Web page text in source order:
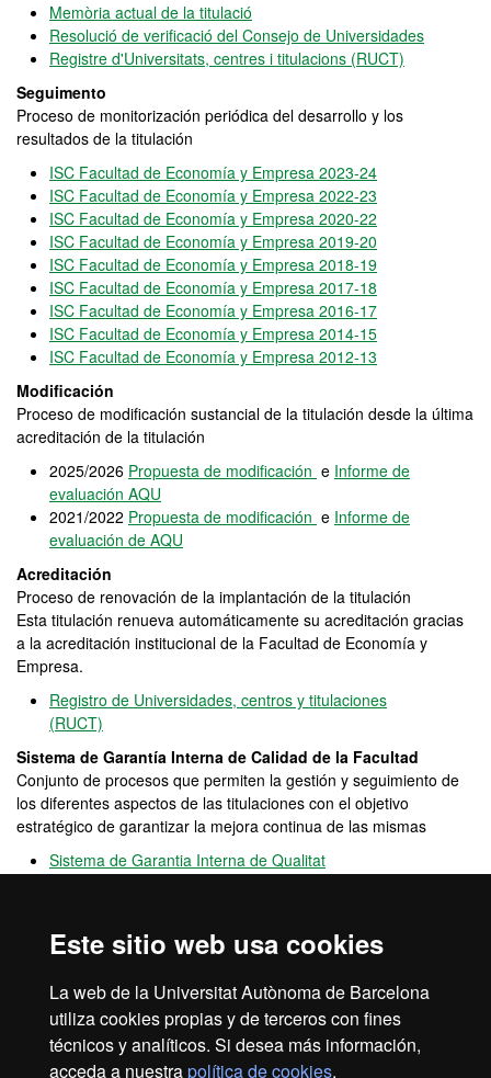
Este sitio web usa cookies
La web de la Universitat Autònoma de Barcelona
utiliza cookies propias y de terceros con fines
técnicos y analíticos. Si desea más información,
acceda a nuestrapolítica de cookies.
Memòria actual de la titulació
Resolució de verificació del Consejo de Universidades
Registre d'Universitats, centres i titulacions (RUCT)
Seguimento
Proceso de monitorización periódica del desarrollo y los
resultados de la titulación
ISC Facultad de Economía y Empresa 2023-24
ISC Facultad de Economía y Empresa 2022-23
ISC Facultad de Economía y Empresa 2020-22
ISC Facultad de Economía y Empresa 2019-20
ISC Facultad de Economía y Empresa 2018-19
ISC Facultad de Economía y Empresa 2017-18
ISC Facultad de Economía y Empresa 2016-17
ISC Facultad de Economía y Empresa 2014-15
ISC Facultad de Economía y Empresa 2012-13
Modificación
Proceso de modificación sustancial de la titulación desde la última
acreditación de la titulación
2025/2026 Propuesta de modificación e Informe de
evaluación AQU
2021/2022 Propuesta de modificación e Informe de
evaluación de AQU
Acreditación
Proceso de renovación de la implantación de la titulación
Esta titulación renueva automáticamente su acreditación gracias
a la acreditación institucional de la Facultad de Economía y
Empresa.
Registro de Universidades, centros y titulaciones
(RUCT)
Sistema de Garantía Interna de Calidad de la Facultad
Conjunto de procesos que permiten la gestión y seguimiento de
los diferentes aspectos de las titulaciones con el objetivo
estratégico de garantizar la mejora continua de las mismas
Sistema de Garantia Interna de Qualitat
Informe de certificació de la implantació del SGIQ
Resolució d’acreditació institucional de la Facultat
OPINA UAB
abierto de participación que permite hacer llegar
sugerencias, quejas y felicitaciones sobre el funcionamiento de la